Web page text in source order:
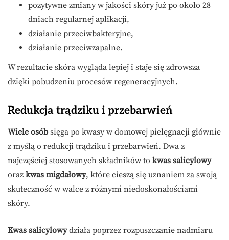
pozytywne zmiany w jakości skóry już po około 28
dniach regularnej aplikacji,
działanie przeciwbakteryjne,
działanie przeciwzapalne.
W rezultacie skóra wygląda lepiej i staje się zdrowsza
dzięki pobudzeniu procesów regeneracyjnych.
Redukcja trądziku i przebarwień
Wiele osóbsięga po kwasy w domowej pielęgnacji głównie
z myślą o redukcji trądziku i przebarwień. Dwa z
najczęściej stosowanych składników to kwas salicylowy
oraz kwas migdałowy, które cieszą się uznaniem za swoją
skuteczność w walce z różnymi niedoskonałościami
skóry.
Kwas salicylowydziała poprzez rozpuszczanie nadmiaru